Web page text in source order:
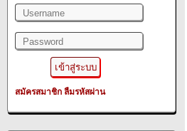
สมัครสมาชิก ลืมรหัสผ่าน